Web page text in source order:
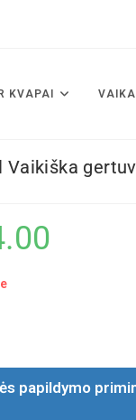
KVAPAI
Vaikiška
papildymo